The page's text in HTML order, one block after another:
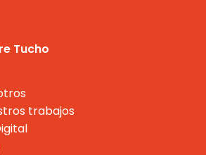
Tucho
trabajos